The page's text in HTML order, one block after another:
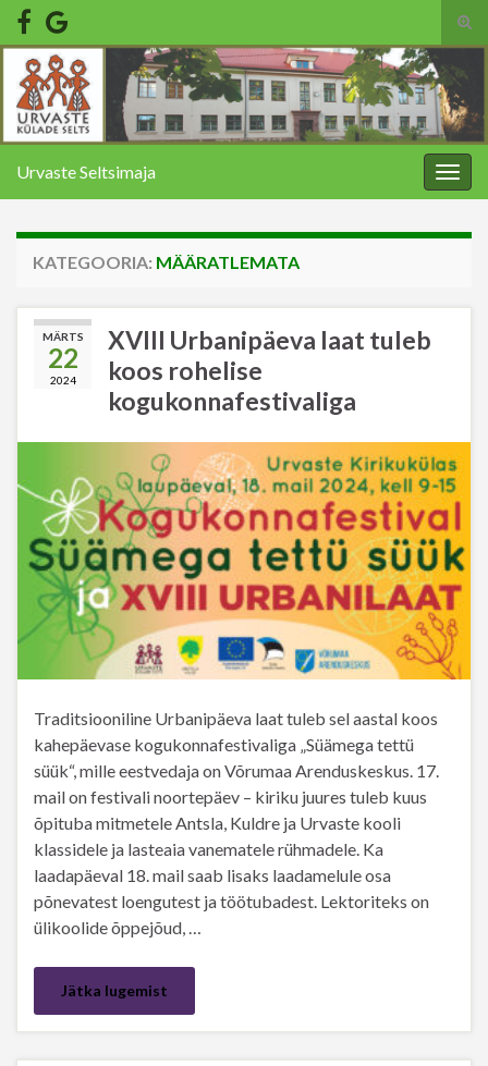
Search for:
Urvaste Seltsimaja
KATEGOORIA: MÄÄRATLEMATA
MÄRTS
22
2024
XVIII Urbanipäeva laat tuleb
koos rohelise
kogukonnafestivaliga
Traditsiooniline Urbanipäeva laat tuleb sel aastal koos
kahepäevase kogukonnafestivaliga „Süämega tettü
süük“, mille eestvedaja on Võrumaa Arenduskeskus. 17.
mail on festivali noortepäev – kiriku juures tuleb kuus
õpituba mitmetele Antsla, Kuldre ja Urvaste kooli
klassidele ja lasteaia vanematele rühmadele. Ka
laadapäeval 18. mail saab lisaks laadamelule osa
põnevatest loengutest ja töötubadest. Lektoriteks on
ülikoolide õppejõud, …
Jätka lugemist